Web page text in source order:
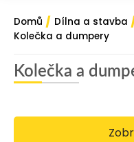
Domů / Dílna a stavba
Kolečka a dumpery
Kolečka a